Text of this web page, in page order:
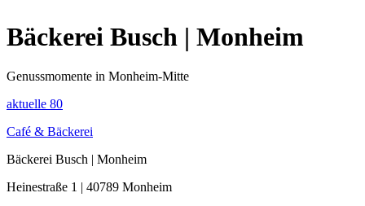
Bäckerei Busch | Monheim
Genussmomente in Monheim-Mitte
aktuelle 80
Café & Bäckerei
Bäckerei Busch | Monheim
Heinestraße 1 | 40789 Monheim